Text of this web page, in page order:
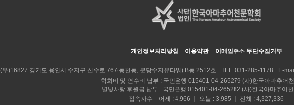
개인정보처리방침 이용약관 이메일주소 무단수집거부
(우)16827 경기도 용인시 수지구 신수로 767(동천동, 분당수지유타워) B동 2512호 TEL: 031-285-1178 E-
학회비 및 연수비 납부 : 국민은행 015401-04-265279 (사)한국아마추어천
별빛사랑 후원금 납부 : 국민은행 015401-04-265282 (사)한국아마추어천
접속자수 어제 : 4,966 ｜ 오늘 : 3,985 ｜ 전체 : 4,327,336